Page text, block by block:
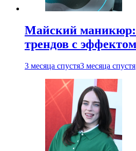
Майский
трендов с
3 месяца спустя3 месяца спустя